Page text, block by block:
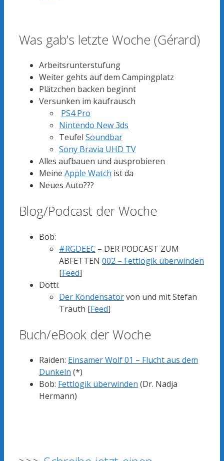
Was gab’s letzte Woche (Gérard)
Arbeitsrunterstufung
Weiter gehts auf dem Campingplatz
Plätzchen backen beginnt
Versunken im kaufrausch
PS4 Pro
Nintendo New 3ds
Teufel Soundbar
Sony Bravia UHD TV
Alles aufbauen und ausprobieren
Meine Apple Watch ist da
Neues Auto???
Blog/Podcast der Woche
Bob:
#RGDEEC – DER PODCAST ZUM
ABFETTEN 002 – Fettlogik überwinden
[Feed]
Dotti:
Der Kondensatorvon und mit Stefan
Trauth [Feed]
Buch/eBook der Woche
Raiden: Einsamer Wolf 01 – Flucht aus dem
Dunkeln (*)
Bob: Fettlogik überwinden (Dr. Nadja
Hermann)